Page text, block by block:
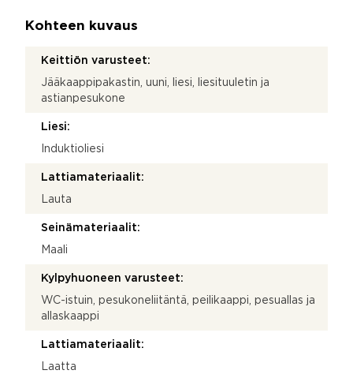
Kohteen kuvaus
Keittiön varusteet:
Jääkaappipakastin, uuni, liesi, liesituuletin ja
astianpesukone
Liesi:
Induktioliesi
Lattiamateriaalit:
Lauta
Seinämateriaalit:
Maali
Kylpyhuoneen varusteet:
WC-istuin, pesukoneliitäntä, peilikaappi, pesuallas ja
allaskaappi
Lattiamateriaalit:
Laatta